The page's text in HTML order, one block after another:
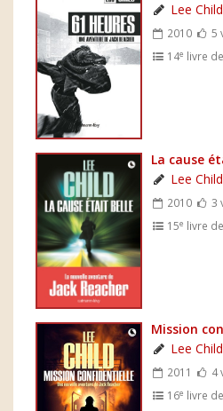
Lee Child
2010 5
14e livre
La cause
Lee Child
2010 3
15e livre
Mission
Lee Child
2011 4
16e livre